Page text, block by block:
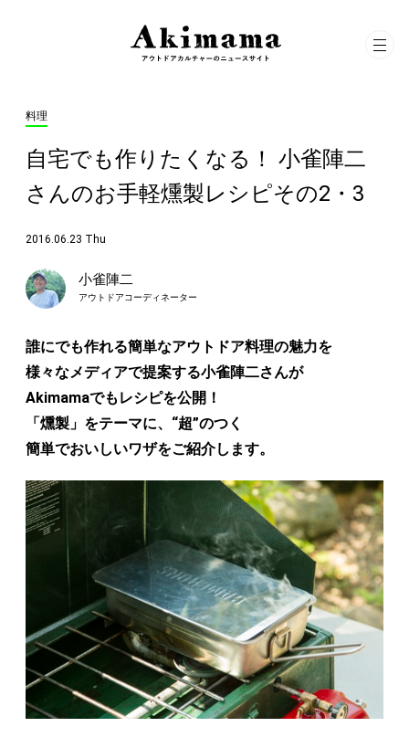
料理
自宅でも作りたくなる！ 小雀陣二
さんのお手軽燻製レシピその2・3
2016.06.23 Thu
小雀陣二
アウトドアコーディネーター
誰にでも作れる簡単なアウトドア料理の魅力を
様々なメディアで提案する小雀陣二さんが
Akimamaでもレシピを公開！
「燻製」をテーマに、“超”のつく
簡単でおいしいワザをご紹介します。